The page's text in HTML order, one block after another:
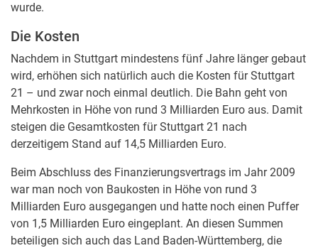
wurde.
Die Kosten
Nachdem in Stuttgart mindestens fünf Jahre länger gebaut
wird, erhöhen sich natürlich auch die Kosten für Stuttgart
21 – und zwar noch einmal deutlich. Die Bahn geht von
Mehrkosten in Höhe von rund 3 Milliarden Euro aus. Damit
steigen die Gesamtkosten für Stuttgart 21 nach
derzeitigem Stand auf 14,5 Milliarden Euro.
Beim Abschluss des Finanzierungsvertrags im Jahr 2009
war man noch von Baukosten in Höhe von rund 3
Milliarden Euro ausgegangen und hatte noch einen Puffer
von 1,5 Milliarden Euro eingeplant. An diesen Summen
beteiligen sich auch das Land Baden-Württemberg, die